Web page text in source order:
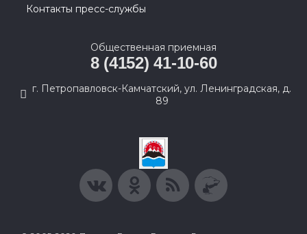
Контакты пресс-службы
Общественная приемная
8 (4152) 41-10-60
г. Петропавловск-Камчатский, ул. Ленинградская, д.
89